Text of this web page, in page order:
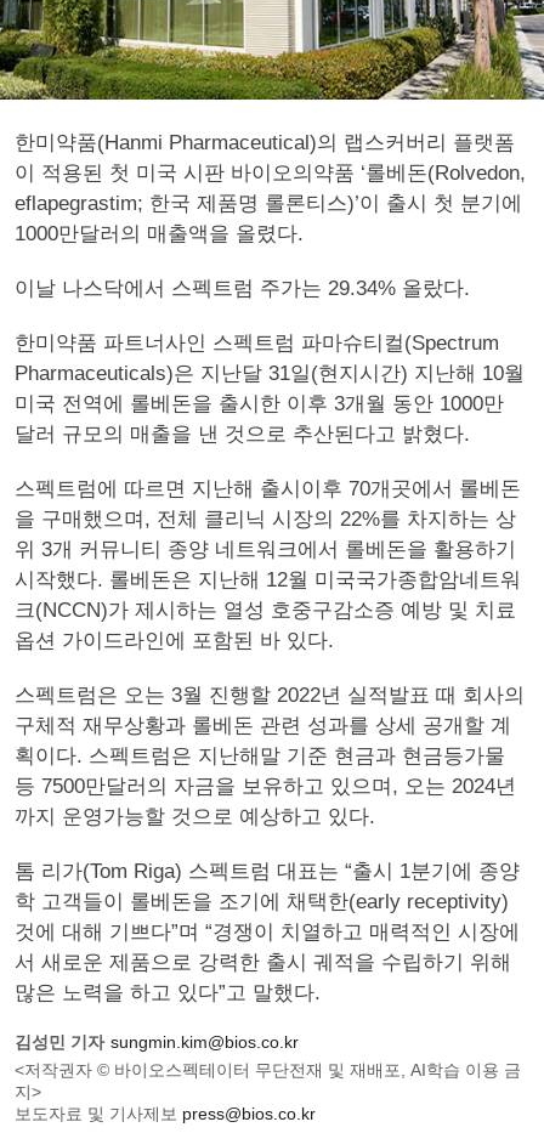
한미약품(Hanmi Pharmaceutical)의 랩스커버리 플랫폼
이 적용된 첫 미국 시판 바이오의약품 ‘롤베돈(Rolvedon,
eflapegrastim; 한국 제품명 롤론티스)’이 출시 첫 분기에
1000만달러의 매출액을 올렸다.
이날 나스닥에서 스펙트럼 주가는 29.34% 올랐다.
한미약품 파트너사인 스펙트럼 파마슈티컬(Spectrum
Pharmaceuticals)은 지난달 31일(현지시간) 지난해 10월
미국 전역에 롤베돈을 출시한 이후 3개월 동안 1000만
달러 규모의 매출을 낸 것으로 추산된다고 밝혔다.
스펙트럼에 따르면 지난해 출시이후 70개곳에서 롤베돈
을 구매했으며, 전체 클리닉 시장의 22%를 차지하는 상
위 3개 커뮤니티 종양 네트워크에서 롤베돈을 활용하기
시작했다. 롤베돈은 지난해 12월 미국국가종합암네트워
크(NCCN)가 제시하는 열성 호중구감소증 예방 및 치료
옵션 가이드라인에 포함된 바 있다.
스펙트럼은 오는 3월 진행할 2022년 실적발표 때 회사의
구체적 재무상황과 롤베돈 관련 성과를 상세 공개할 계
획이다. 스펙트럼은 지난해말 기준 현금과 현금등가물
등 7500만달러의 자금을 보유하고 있으며, 오는 2024년
까지 운영가능할 것으로 예상하고 있다.
톰 리가(Tom Riga) 스펙트럼 대표는 “출시 1분기에 종양
학 고객들이 롤베돈을 조기에 채택한(early receptivity)
것에 대해 기쁘다”며 “경쟁이 치열하고 매력적인 시장에
서 새로운 제품으로 강력한 출시 궤적을 수립하기 위해
많은 노력을 하고 있다”고 말했다.
김성민 기자 sungmin.kim@bios.co.kr
<저작권자 © 바이오스펙테이터 무단전재 및 재배포, AI학습 이용 금
지>
보도자료 및 기사제보 press@bios.co.kr